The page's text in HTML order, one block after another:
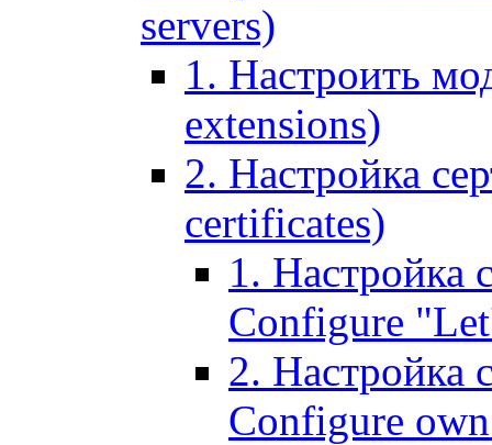
servers)
1. Настроить
extensions)
2. Настройка
certificates)
1. Настройка
Configure
2. Настройка
Configure